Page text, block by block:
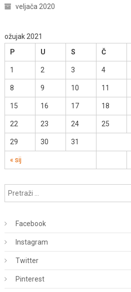
veljača 2020
ožujak 2021
P
U S Č
« sij
1 2 3 4
8 9 10 11
15 16 17 18
22 23 24 25
29 30 31
Facebook
Instagram
Twitter
Pinterest